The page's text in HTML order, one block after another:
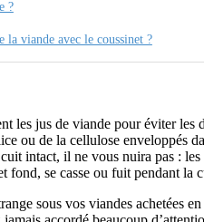
?
la viande avec le coussinet ?
les jus de viande pour éviter les
ou de la cellulose enveloppés
intact, il ne vous nuira pas :
fond, se casse ou fuit pendant la
sous vos viandes achetées